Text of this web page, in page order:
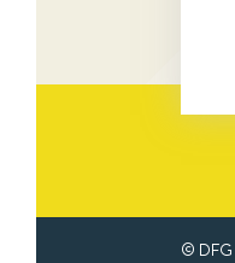
© DFG